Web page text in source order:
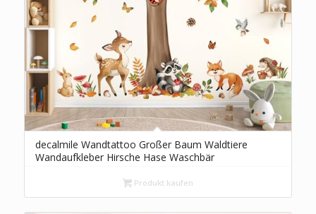
decalmile Wandtattoo Großer Baum Waldtiere
Wandaufkleber Hirsche Hase Waschbär
Wohnzimmer WanddekoProdukt kaufen